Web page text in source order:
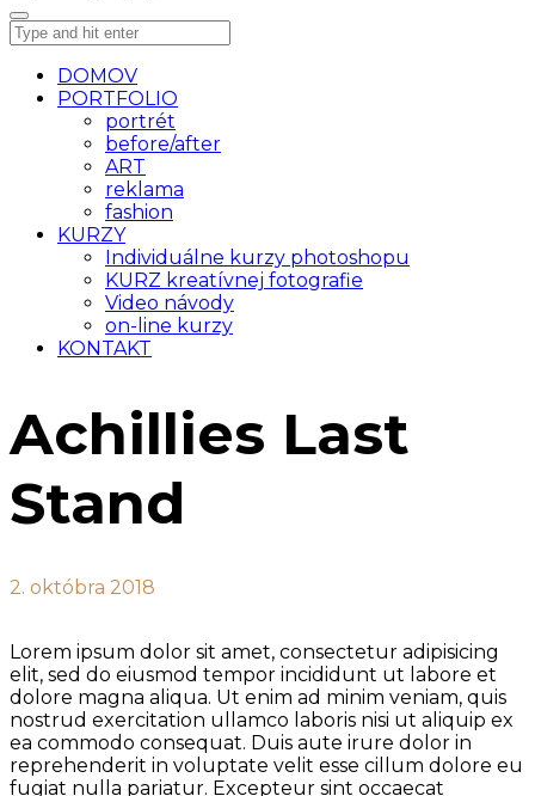
DOMOV
PORTFOLIO
portrét
before/after
ART
reklama
fashion
KURZY
Individuálne kurzy photoshopu
KURZ kreatívnej fotografie
Video návody
on-line kurzy
KONTAKT
Achillies Last
Stand
2. októbra 2018
Lorem ipsum dolor sit amet, consectetur adipisicing
elit, sed do eiusmod tempor incididunt ut labore et
dolore magna aliqua. Ut enim ad minim veniam, quis
nostrud exercitation ullamco laboris nisi ut aliquip ex
ea commodo consequat. Duis aute irure dolor in
reprehenderit in voluptate velit esse cillum dolore eu
fugiat nulla pariatur. Excepteur sint occaecat